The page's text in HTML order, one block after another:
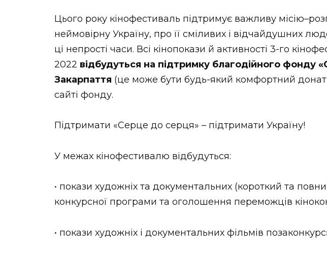
ФОТО
ВІДЕО
Цього року кінофестиваль підтримує важливу
неймовірну Україну, про її сміливих і відчайдушних
ці непрості часи. Всі кінопокази й активності 3-го
2022 відбудуться на підтримку благодійного фонду
Закарпаття (це може бути будь-який комфортний донат
сайті фонду.
Підтримати «Серце до серця» – підтримати Україну!
У межах кінофестивалю відбудуться:
• покази художніх та документальних (короткий та
конкурсної програми та оголошення переможців
• покази художніх і документальних фільмів